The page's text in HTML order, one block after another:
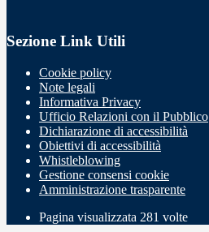
Sezione Link Utili
Cookie policy
Note legali
Informativa Privacy
Ufficio Relazioni con il Pubblico
Dichiarazione di accessibilità
Obiettivi di accessibilità
Whistleblowing
Gestione consensi cookie
Amministrazione trasparente
Pagina visualizzata 281 volte